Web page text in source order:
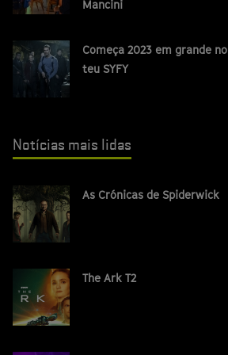
Mancini
Começa 2023 em grande no
teu SYFY
Notícias mais lidas
As Crónicas de Spiderwick
The Ark T2